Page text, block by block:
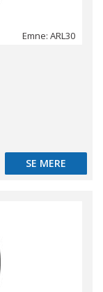
Emne: ARL30
SE MERE
SE MERE